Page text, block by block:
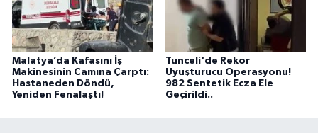
Malatya’da Kafasını İş
Makinesinin Camına Çarptı:
Hastaneden Döndü,
Yeniden Fenalaştı!
Tunceli'de Rekor
Uyuşturucu Operasyonu!
982 Sentetik Ecza Ele
Geçirildi..